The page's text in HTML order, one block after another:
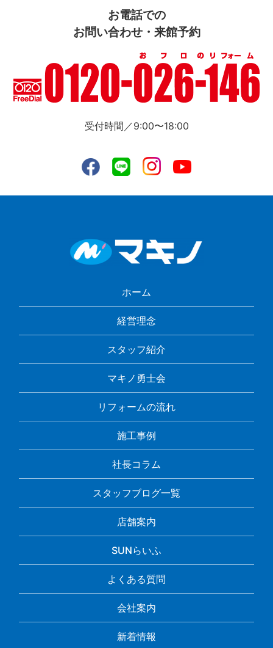
お電話での
お問い合わせ・来館予約
受付時間／9:00〜18:00
ホーム
経営理念
スタッフ紹介
マキノ勇士会
リフォームの流れ
施工事例
社長コラム
スタッフブログ一覧
店舗案内
SUNらいふ
よくある質問
会社案内
新着情報